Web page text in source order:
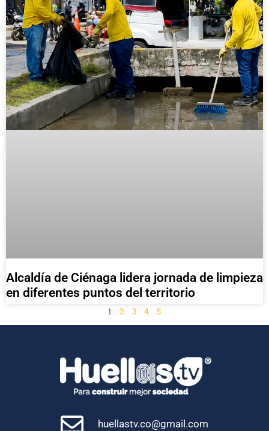
Alcaldía de Ciénaga lidera jornada de limpieza
en diferentes puntos del territorio
1 2 3 4 5
huellastv.co@gmail.com